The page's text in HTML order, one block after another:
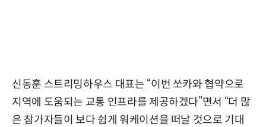
신동훈 스트리밍하우스 대표는 “이번 쏘카와 협약으로
지역에 도움되는 교통 인프라를 제공하겠다”면서 “더 많
은 참가자들이 보다 쉽게 워케이션을 떠날 것으로 기대